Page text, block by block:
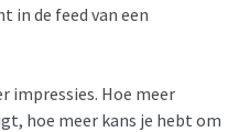
in de feed van een
impressies. Hoe meer
hoe meer kans je hebt om